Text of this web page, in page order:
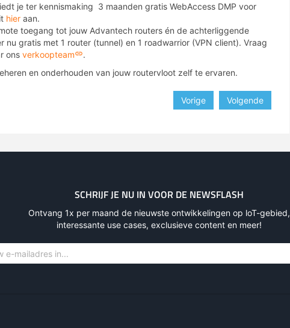
je ter kennismaking 3 maanden gratis WebAccess DMP voor
hier aan.
toegang tot jouw Advantech routers én de achterliggende
nu gratis met 1 router (tunnel) en 1 roadwarrior (VPN client). Vraag
ons verkoopteam
.
en onderhouden van jouw routervloot zelf te ervaren.
Vorige Volgende
SCHRIJF JE NU IN VOOR DE NEWSFLASH
Ontvang 1x per maand de nieuwste ontwikkelingen op loT-gebied,
interessante use cases, exclusieve content en meer!